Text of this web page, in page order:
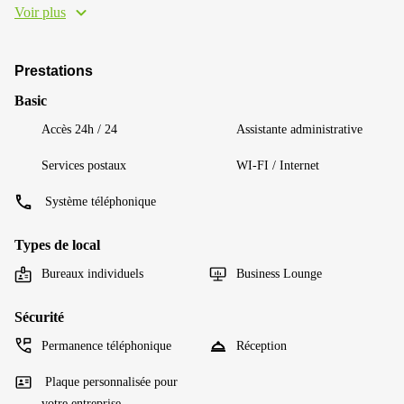
Voir plus
Prestations
Basic
Accès 24h / 24 Assistante administrative
Services postaux WI-FI / Internet
Système téléphonique
Types de local
Bureaux individuels Business Lounge
Sécurité
Permanence téléphonique Réception
Plaque personnalisée pour